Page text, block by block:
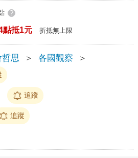
?
點抵1元 折抵無上限
思 ＞ 各國觀察
＞
追蹤
追蹤